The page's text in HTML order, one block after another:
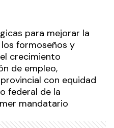
para mejorar la
formoseños y
crecimiento
de empleo,
con equidad
federal de la
mandatario